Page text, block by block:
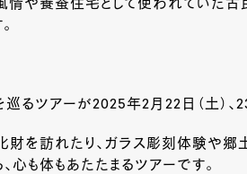
や養蚕住宅として使われていた古
巡るツアーが2025年2月 22 日（土）、
を訪れたり、ガラス彫刻体験や郷
心も体もあたたまるツアーです。